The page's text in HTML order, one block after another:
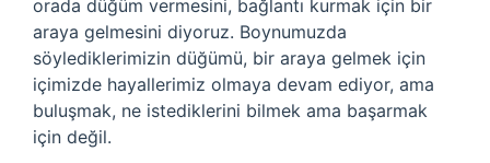
orada düğüm vermesini, bağlantı kurmak için bir
araya gelmesini diyoruz. Boynumuzda
söylediklerimizin düğümü, bir araya gelmek için
içimizde hayallerimiz olmaya devam ediyor, ama
buluşmak, ne istediklerini bilmek ama başarmak
için değil.